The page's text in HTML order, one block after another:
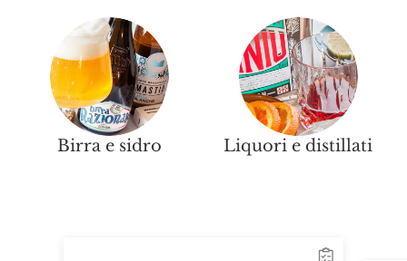
Birra e sidro Liquori e distillati